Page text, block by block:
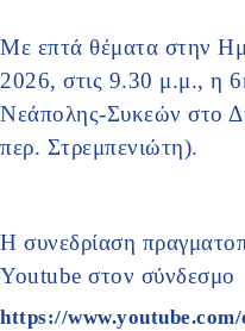
Με επτά θέματα στην
2026, στις 9.30 μ.μ., η
Νεάπολης-Συκεών στο
περ. Στρεμπενιώτη).
Η συνεδρίαση
Youtube στον σύνδεσμο
https://